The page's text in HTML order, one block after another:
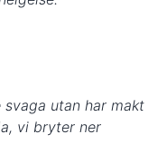
utan har makt
vi bryter ner